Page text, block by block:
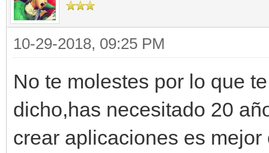
10-29-2018, 09:25 PM
No te molestes por lo que
dicho,has necesitado 20
crear aplicaciones es